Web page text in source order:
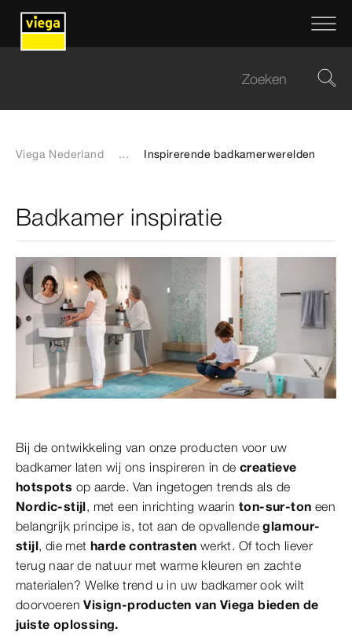
Viega Nederland ... Inspirerende badkamerwerelden
Badkamer inspiratie
Bij de ontwikkeling van onze producten voor uw
badkamer laten wij ons inspireren in de creatieve
hotspots op aarde. Van ingetogen trends als de
Nordic-stijl, met een inrichting waarinton-sur-ton een
belangrijk principe is, tot aan de opvallendeglamour-
stijl, die met harde contrasten werkt. Of toch liever
terug naar de natuur met warme kleuren en zachte
materialen? Welke trend u in uw badkamer ook wilt
doorvoerenVisign-producten van Viega bieden de
juiste oplossing.